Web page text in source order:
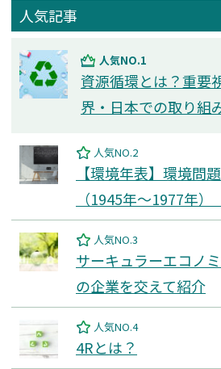
人気記事
人気NO.1
資源循環とは？重要
界・日本での取り組
人気NO.2
【環境年表】環境問
（1945年～1977年
人気NO.3
サーキュラーエコノ
の企業を交えて紹介
人気NO.4
4Rとは？